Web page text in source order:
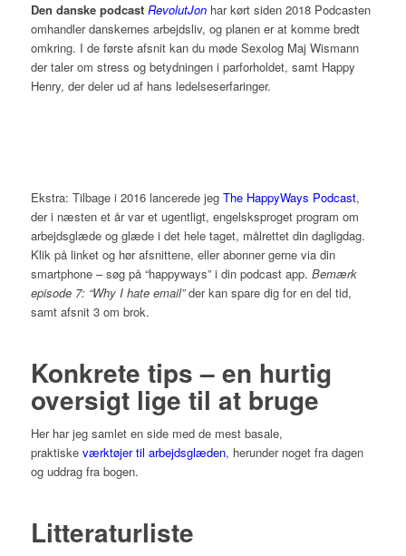
Den danske podcast RevolutJonhar kørt siden 2018 Podcasten
omhandler danskernes arbejdsliv, og planen er at komme bredt
omkring. I de første afsnit kan du møde Sexolog Maj Wismann
der taler om stress og betydningen i parforholdet, samt Happy
Henry, der deler ud af hans ledelseserfaringer.
Ekstra: Tilbage i 2016 lancerede jeg The HappyWays Podcast,
der i næsten et år var et ugentligt, engelsksproget program om
arbejdsglæde og glæde i det hele taget, målrettet din dagligdag.
Klik på linket og hør afsnittene, eller abonner gerne via din
smartphone – søg på “happyways” i din podcast app. Bemærk
episode 7: “Why I hate email”der kan spare dig for en del tid,
samt afsnit 3 om brok.
Konkrete tips – en hurtig
oversigt lige til at bruge
Her har jeg samlet en side med de mest basale,
praktiske værktøjer til arbejdsglæden, herunder noget fra dagen
og uddrag fra bogen.
Litteraturliste